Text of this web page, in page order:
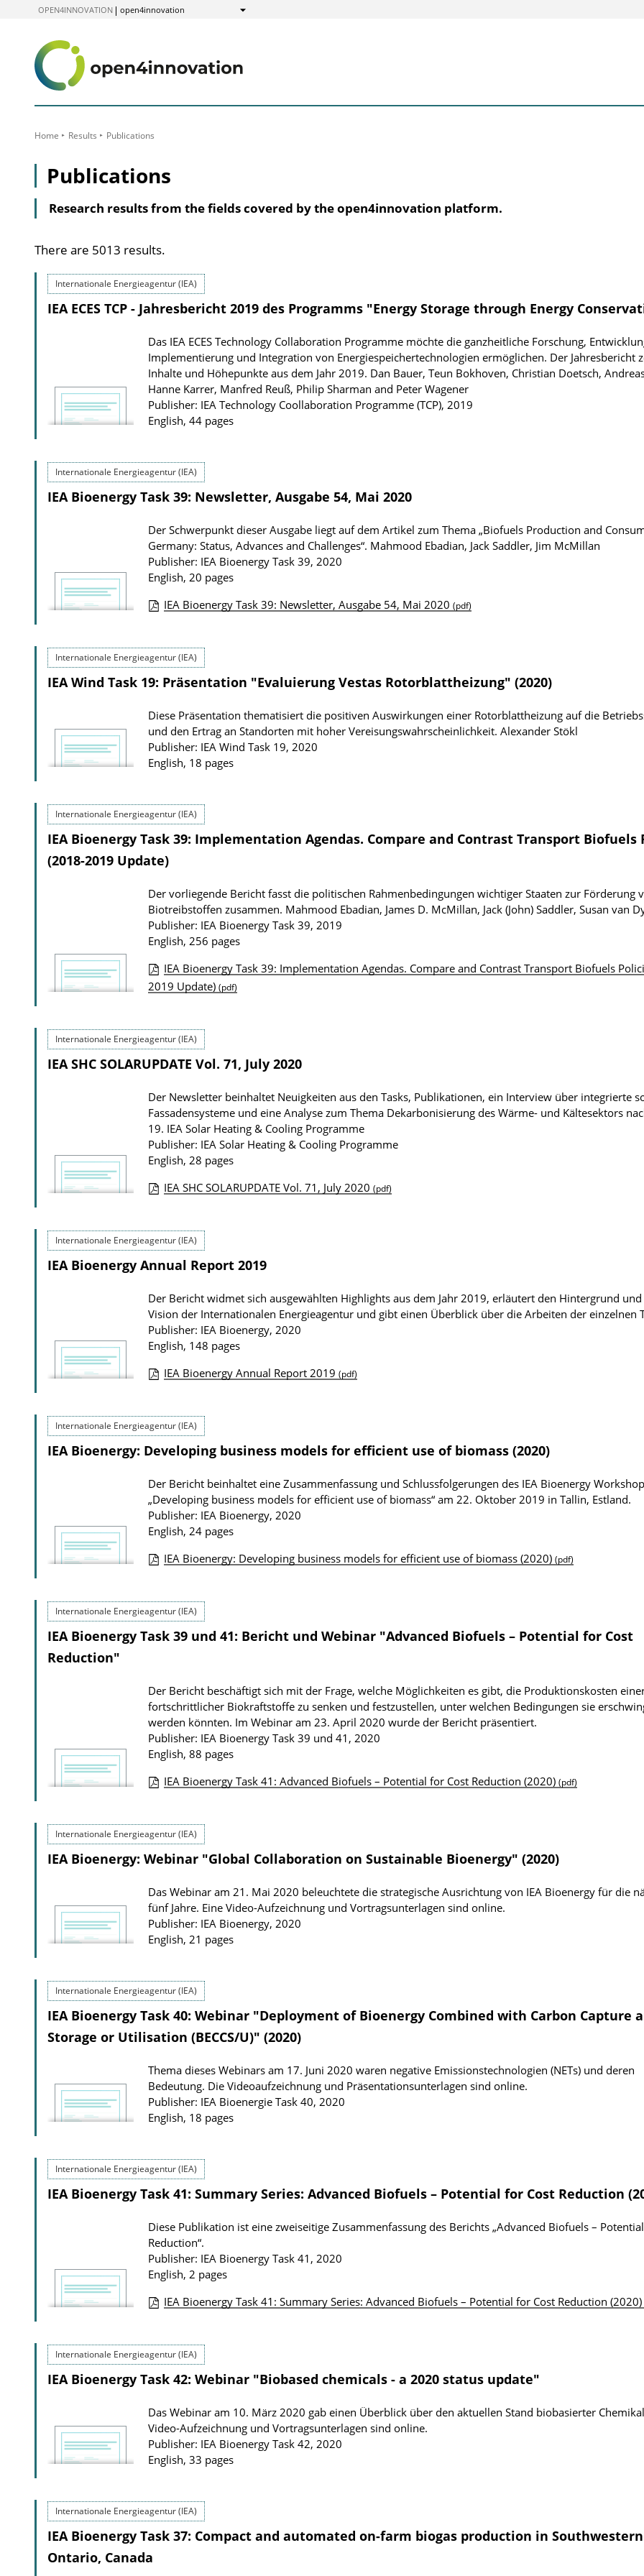
OPEN4INNOVATION open4innovation
Show
Home Results Publications
Publications
Research results from the fields covered by the open4innovation platform.
There are 5013 results.
Internationale Energieagentur (IEA)
IEA ECES TCP - Jahresbericht 2019 des Programms "Energy Storage through Energy
Das IEA ECES Technology Collaboration Programme möchte die ganzheitliche Forschung,
Implementierung und Integration von Energiespeicher­technologien ermöglichen. Der Jahresbericht
Inhalte und Höhepunkte aus dem Jahr 2019. Dan Bauer, Teun Bokhoven, Christian Doetsch,
Hanne Karrer, Manfred Reuß, Philip Sharman and Peter Wagener
Publisher: IEA Technology Coollaboration Programme (TCP), 2019
English, 44 pages
Internationale Energieagentur (IEA)
IEA Bioenergy Task 39: Newsletter, Ausgabe 54, Mai 2020
Der Schwerpunkt dieser Ausgabe liegt auf dem Artikel zum Thema „Biofuels Production and
Germany: Status, Advances and Challenges“. Mahmood Ebadian, Jack Saddler, Jim McMillan
Publisher: IEA Bioenergy Task 39, 2020
English, 20 pages
b
l
c
a
t
o
n
D
o
n
l
o
a
d
IEA Bioenergy Task 39: Newsletter, Ausgabe 54, Mai 2020 (pdf)
Internationale Energieagentur (IEA)
IEA Wind Task 19: Präsentation "Evaluierung Vestas Rotorblattheizung" (2020)
Diese Präsentation thematisiert die positiven Auswirkungen einer Rotorblattheizung auf die
und den Ertrag an Standorten mit hoher Vereisungswahrscheinlichkeit. Alexander Stökl
Publisher: IEA Wind Task 19, 2020
English, 18 pages
Internationale Energieagentur (IEA)
IEA Bioenergy Task 39: Implementation Agendas. Compare and Contrast Transport Biofuels
(2018-2019 Update)
Der vorliegende Bericht fasst die politischen Rahmenbedingungen wichtiger Staaten zur Förderung
Biotreibstoffen zusammen. Mahmood Ebadian, James D. McMillan, Jack (John) Saddler, Susan van
Publisher: IEA Bioenergy Task 39, 2019
English, 256 pages
P
b
l
i
a
t
i
o
n
o
w
n
o
a
d
s
IEA Bioenergy Task 39: Implementation Agendas. Compare and Contrast Transport Biofuels
2019 Update) (pdf)
Internationale Energieagentur (IEA)
IEA SHC SOLARUPDATE Vol. 71, July 2020
Der Newsletter beinhaltet Neuigkeiten aus den Tasks, Publikationen, ein Interview über integrierte
Fassadensysteme und eine Analyse zum Thema Dekarbonisierung des Wärme- und Kältesektors
19. IEA Solar Heating & Cooling Programme
Publisher: IEA Solar Heating & Cooling Programme
English, 28 pages
b
l
c
a
t
i
D
o
n
l
o
d
IEA SHC SOLARUPDATE Vol. 71, July 2020 (pdf)
Internationale Energieagentur (IEA)
IEA Bioenergy Annual Report 2019
Der Bericht widmet sich ausgewählten Highlights aus dem Jahr 2019, erläutert den Hintergrund
Vision der Internationalen Energieagentur und gibt einen Überblick über die Arbeiten der einzelnen
Publisher: IEA Bioenergy, 2020
English, 148 pages
b
l
c
a
t
i
D
o
l
o
a
d
s
IEA Bioenergy Annual Report 2019 (pdf)
Internationale Energieagentur (IEA)
IEA Bioenergy: Developing business models for efficient use of biomass (2020)
Der Bericht beinhaltet eine Zusammenfassung und Schlussfolgerungen des IEA Bioenergy Workshop
„Developing business models for efficient use of biomass“ am 22. Oktober 2019 in Tallin, Estland.
Publisher: IEA Bioenergy, 2020
English, 24 pages
b
l
a
t
i
o
n
w
n
o
a
d
IEA Bioenergy: Developing business models for efficient use of biomass (2020) (pdf)
Internationale Energieagentur (IEA)
IEA Bioenergy Task 39 und 41: Bericht und Webinar "Advanced Biofuels – Potential for Cost
Reduction"
Der Bericht beschäftigt sich mit der Frage, welche Möglichkeiten es gibt, die Produktionskosten
fortschrittlicher Biokraftstoffe zu senken und festzustellen, unter welchen Bedingungen sie
werden könnten. Im Webinar am 23. April 2020 wurde der Bericht präsentiert.
Publisher: IEA Bioenergy Task 39 und 41, 2020
English, 88 pages
b
l
c
a
t
o
n
D
o
n
l
o
d
s
IEA Bioenergy Task 41: Advanced Biofuels – Potential for Cost Reduction (2020) (pdf)
Internationale Energieagentur (IEA)
IEA Bioenergy: Webinar "Global Collaboration on Sustainable Bioenergy" (2020)
Das Webinar am 21. Mai 2020 beleuchtete die strategische Ausrichtung von IEA Bioenergy für die
fünf Jahre. Eine Video-Aufzeichnung und Vortragsunterlagen sind online.
Publisher: IEA Bioenergy, 2020
English, 21 pages
Internationale Energieagentur (IEA)
IEA Bioenergy Task 40: Webinar "Deployment of Bioenergy Combined with Carbon Capture
Storage or Utilisation (BECCS/U)" (2020)
Thema dieses Webinars am 17. Juni 2020 waren negative Emissionstechnologien (NETs) und deren
Bedeutung. Die Videoaufzeichnung und Präsentationsunterlagen sind online.
Publisher: IEA Bioenergie Task 40, 2020
English, 18 pages
Internationale Energieagentur (IEA)
IEA Bioenergy Task 41: Summary Series: Advanced Biofuels – Potential for Cost Reduction
Diese Publikation ist eine zweiseitige Zusammenfassung des Berichts „Advanced Biofuels –
Reduction“.
Publisher: IEA Bioenergy Task 41, 2020
English, 2 pages
b
l
c
a
t
o
n
D
o
IEA Bioenergy Task 41: Summary Series: Advanced Biofuels – Potential for Cost Reduction (2020)
Internationale Energieagentur (IEA)
IEA Bioenergy Task 42: Webinar "Biobased chemicals - a 2020 status update"
Das Webinar am 10. März 2020 gab einen Überblick über den aktuellen Stand biobasierter
Video-Aufzeichnung und Vortragsunterlagen sind online.
Publisher: IEA Bioenergy Task 42, 2020
English, 33 pages
Internationale Energieagentur (IEA)
IEA Bioenergy Task 37: Compact and automated on-farm biogas production in Southwestern
Ontario, Canada